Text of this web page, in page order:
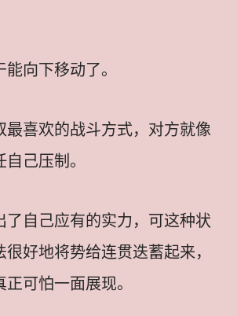
向下移动了。
最喜欢的战斗方式，对方就像
己压制。
了自己应有的实力，可这种状
好地将势给连贯迭蓄起来，
可怕一面展现。